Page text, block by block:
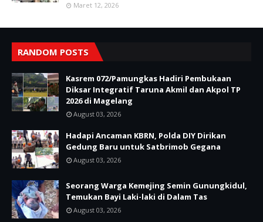
Maret 12, 2026
RANDOM POSTS
Kasrem 072/Pamungkas Hadiri Pembukaan
Diksar Integratif Taruna Akmil dan Akpol TP
2026 di Magelang
August 03, 2026
Hadapi Ancaman KBRN, Polda DIY Dirikan
Gedung Baru untuk Satbrimob Gegana
August 03, 2026
Seorang Warga Kemejing Semin Gunungkidul,
Temukan Bayi Laki-laki di Dalam Tas
August 03, 2026